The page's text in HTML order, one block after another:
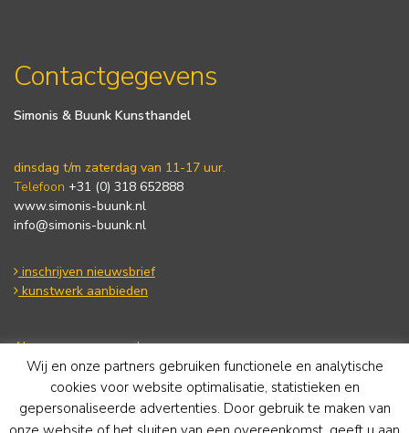
Contactgegevens
Simonis & Buunk Kunsthandel
dinsdag t/m zaterdag van 11-17 uur.
Telefoon +31 (0) 318 652888
www.simonis-buunk.nl
info@simonis-buunk.nl
inschrijven nieuwsbrief
kunstwerk aanbieden
Algemene voorwaarden
Privacy statement
Cookie Policy
Disclaimer
Wij en onze partners gebruiken functionele en analytische
cookies voor website optimalisatie, statistieken en
gepersonaliseerde advertenties. Door gebruik te maken van